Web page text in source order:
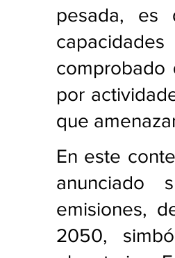
pesada, es
comprobado
por
que
En este
anunciado
emisiones,
2050,